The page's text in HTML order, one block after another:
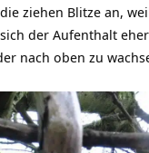
ziehen Blitze an,
der Aufenthalt
nach oben zu